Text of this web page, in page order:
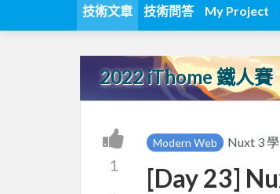
技術文章 技術問答 My Project
2022 iThome 鐵人賽
1
Modern Web Nuxt 3
[Day 23]